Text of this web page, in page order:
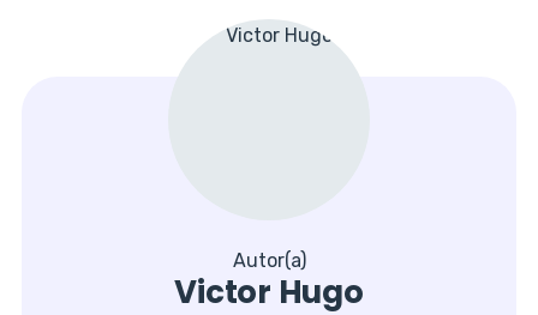
Autor(a)
Victor Hugo